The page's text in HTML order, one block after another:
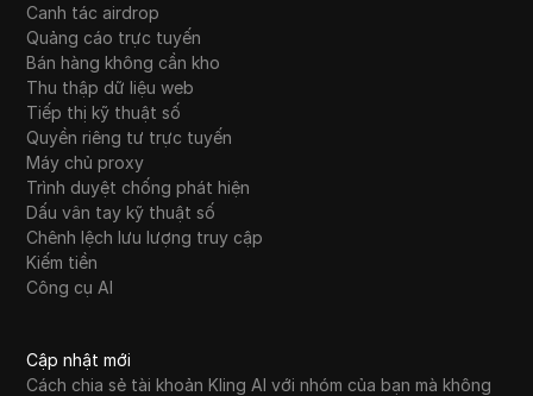
Canh tác airdrop
Quảng cáo trực tuyến
Bán hàng không cần kho
Thu thập dữ liệu web
Tiếp thị kỹ thuật số
Quyền riêng tư trực tuyến
Máy chủ proxy
Trình duyệt chống phát hiện
Dấu vân tay kỹ thuật số
Chênh lệch lưu lượng truy cập
Kiếm tiền
Công cụ AI
Cập nhật mới
Cách chia sẻ tài khoản Kling AI với nhóm của bạn mà không